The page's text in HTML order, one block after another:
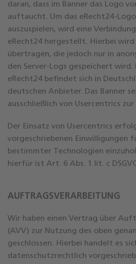
daran, dass im Banner das Logo
auftaucht. Um das eRecht24-
auszuspielen, wird eine
eRecht24 hergestellt. Hierbei wird
übertragen, die jedoch nur in
den Server-Logs gespeichert wird.
eRecht24 befindet sich in
deutschen Anbieter. Das Banner
ausschließlich von Usercentrics
Der Einsatz von Usercentrics
vorgeschriebenen Einwilligungen
bestimmter Technologien
hierfür ist Art. 6 Abs. 1 lit. c
AUFTRAGSVERARBEITUNG
Wir haben einen Vertrag über
(AVV) zur Nutzung des oben
geschlossen. Hierbei handelt es
datenschutzrechtlich